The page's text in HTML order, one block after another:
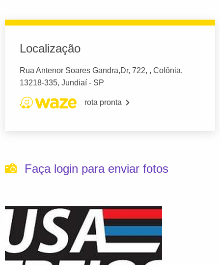
Localização
Rua Antenor Soares Gandra,Dr, 722, , Colônia,
13218-335, Jundiaí - SP
rota pronta
Faça login para enviar fotos